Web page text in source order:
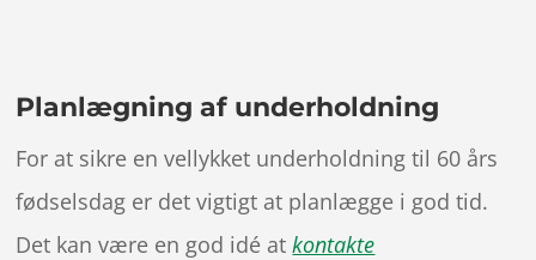
Planlægning af underholdning
For at sikre en vellykket underholdning til 60 års
fødselsdag er det vigtigt at planlægge i god tid.
Det kan være en god idé atkontakte